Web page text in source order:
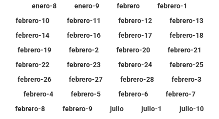
enero-8
enero-9 febrero
febrero-1
febrero-10
febrero-11 febrero-12
febrero-13
febrero-14
febrero-16 febrero-17
febrero-18
febrero-19
febrero-2 febrero-20
febrero-21
febrero-22
febrero-23 febrero-24
febrero-25
febrero-26
febrero-27 febrero-28
febrero-3
febrero-4
febrero-5 febrero-6
febrero-7
febrero-8
febrero-9 julio julio-1
julio-10